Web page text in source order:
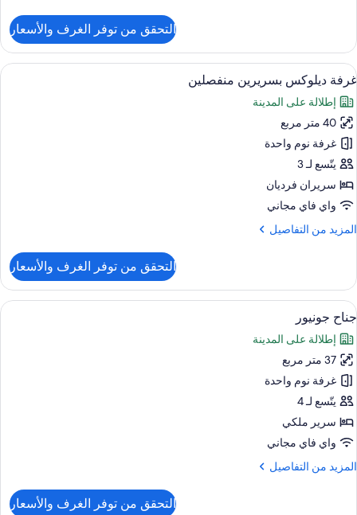
غرفة
ديلوكس
التحقق من توفر الغرف والأسعار
استعراض
جميع
صور
غرفة
ديلوكس
بسريرين
منفصلين
ميني بار وخزنة داخل الغرفة ومكتب
6
غرفة ديلوكس بسريرين منفصلين
إطلالة على المدينة
40 متر مربع
غرفة نوم واحدة
يتّسع لـ 3
سريران فرديان
واي فاي مجاني
المزيد من التفاصيل
المزيد
غرفة
ديلوكس
بسريرين
منفصلين
التحقق من توفر الغرف والأسعار
استعراض
جميع
صور
جناح
جونيور
ميني بار وخزنة داخل الغرفة ومكتب
6
جناح جونيور
إطلالة على المدينة
37 متر مربع
غرفة نوم واحدة
يتّسع لـ 4
سرير ملكي
واي فاي مجاني
المزيد من التفاصيل
المزيد
التحقق من توفر الغرف والأسعار